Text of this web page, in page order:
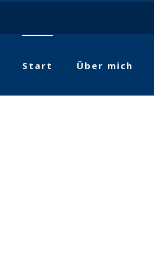
Start Über mich